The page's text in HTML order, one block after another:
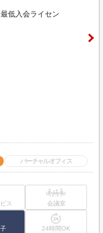
低入会ライセン
バーチャルオフィス
ス 会議室
24時間OK